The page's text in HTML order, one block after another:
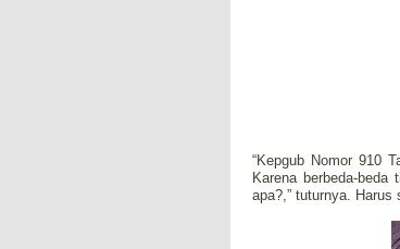
“Kepgub Nomor 910
Karena berbeda-
apa?,” tuturnya.